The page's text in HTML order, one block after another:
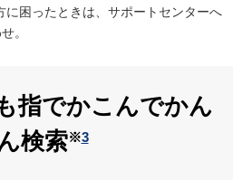
に困ったときは、サポートセンターへ
。
指でかこんでかん
検索※3